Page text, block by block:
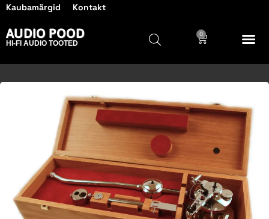
Kaubamärgid Kontakt
AUDIO POOD
HI-FI AUDIO TOOTED
0